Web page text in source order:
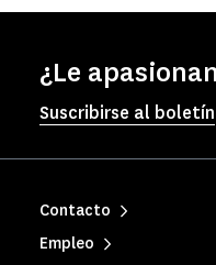
¿Le
Suscribirse al boletín
Contacto
Empleo